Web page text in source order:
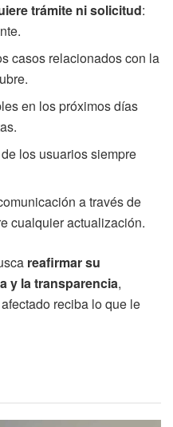
trámite ni solicitud:
casos relacionados con la
en los próximos días
los usuarios siempre
a través de
cualquier actualización.
reafirmar su
y la transparencia,
reciba lo que le